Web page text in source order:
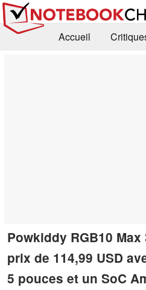
Accueil
Powkiddy RGB10
prix de 114,99 USD
5 pouces et un SoC